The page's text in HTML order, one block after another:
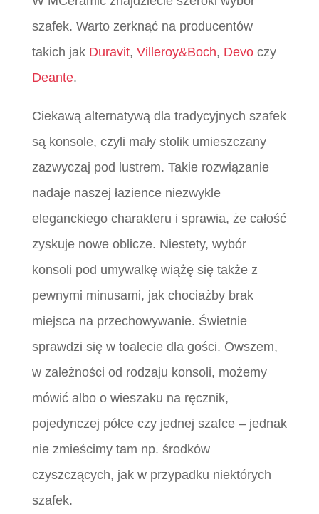
szafek. Warto zerknąć na producentów
takich jak Duravit, Villeroy&Boch, Devoczy
Deante.
Ciekawą alternatywą dla tradycyjnych szafek
są konsole, czyli mały stolik umieszczany
zazwyczaj pod lustrem. Takie rozwiązanie
nadaje naszej łazience niezwykle
eleganckiego charakteru i sprawia, że całość
zyskuje nowe oblicze. Niestety, wybór
konsoli pod umywalkę wiążę się także z
pewnymi minusami, jak chociażby brak
miejsca na przechowywanie. Świetnie
sprawdzi się w toalecie dla gości. Owszem,
w zależności od rodzaju konsoli, możemy
mówić albo o wieszaku na ręcznik,
pojedynczej półce czy jednej szafce – jednak
nie zmieścimy tam np. środków
czyszczących, jak w przypadku niektórych
szafek.